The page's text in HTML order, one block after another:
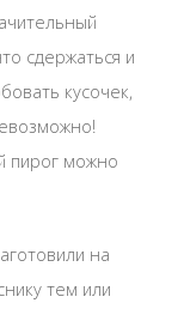
сдержаться и
кусочек,
пирог можно
на
тем или